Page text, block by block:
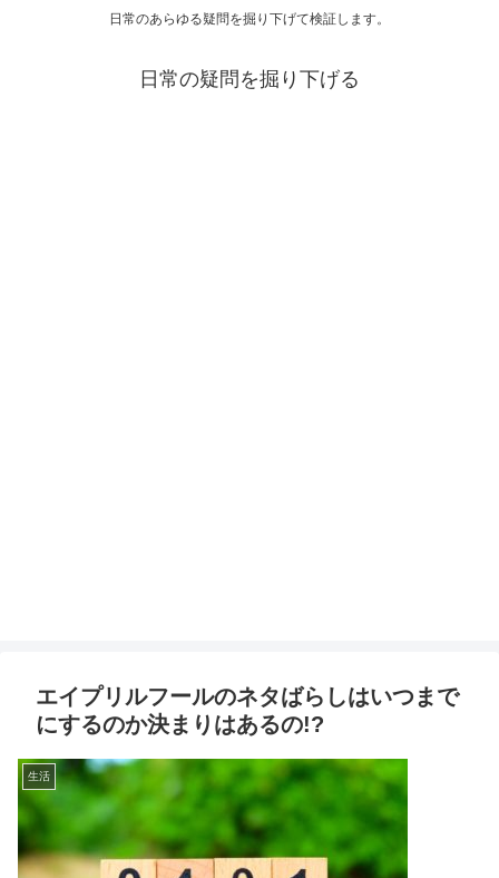
日常のあらゆる疑問を掘り下げて検証します。
日常の疑問を掘り下げる
エイプリルフールのネタばらしはいつまで
にするのか決まりはあるの!?
生活